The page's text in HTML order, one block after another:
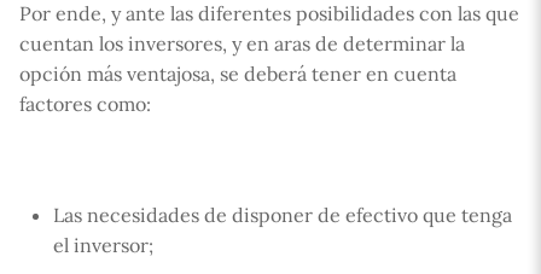
Por ende, y ante las diferentes posibilidades con las que
cuentan los inversores, y en aras de determinar la
opción más ventajosa, se deberá tener en cuenta
factores como:
Las necesidades de disponer de efectivo que tenga
el inversor;